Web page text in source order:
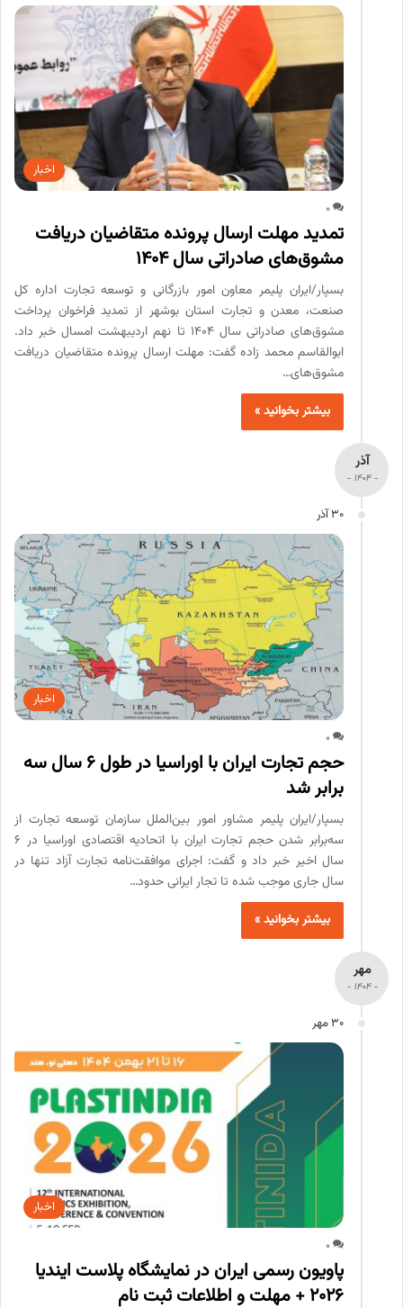
اخبار
0
تمدید مهلت ارسال پرونده متقاضیان دریافت
مشوق‌های صادراتی سال ۱۴۰۴
بسپار/ایران پلیمر معاون امور بازرگانی و توسعه تجارت اداره کل
صنعت، معدن و تجارت استان بوشهر از تمدید فراخوان پرداخت
مشوق‌های صادراتی سال ۱۴۰۴ تا نهم اردیبهشت امسال خبر داد.
ابوالقاسم محمد زاده گفت: مهلت ارسال پرونده متقاضیان دریافت
مشوق‌های…
بیشتر بخوانید »
آذر
- 1404 -
30 آذر
اخبار
0
حجم تجارت ایران با اوراسیا در طول 6 سال سه
برابر شد
بسپار/ایران پلیمر مشاور امور بین‌الملل سازمان توسعه تجارت از
سه‌برابر شدن حجم تجارت ایران با اتحادیه اقتصادی اوراسیا در ۶
سال اخیر خبر داد و گفت: اجرای موافقت‌نامه تجارت آزاد تنها در
سال جاری موجب شده تا تجار ایرانی حدود…
بیشتر بخوانید »
مهر
- 1404 -
30 مهر
اخبار
0
پاویون رسمی ایران در نمایشگاه پلاست ایندیا
۲۰۲۶ + مهلت و اطلاعات ثبت نام